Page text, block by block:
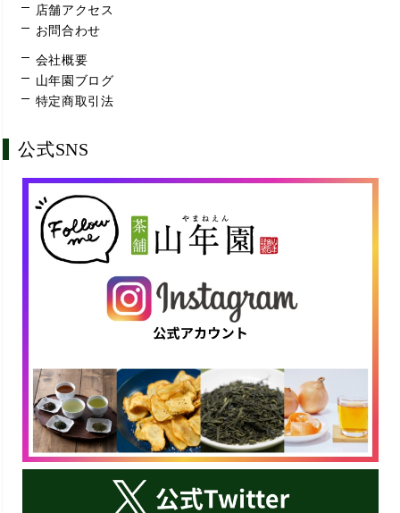
店舗アクセス
お問合わせ
会社概要
山年園ブログ
特定商取引法
公式SNS